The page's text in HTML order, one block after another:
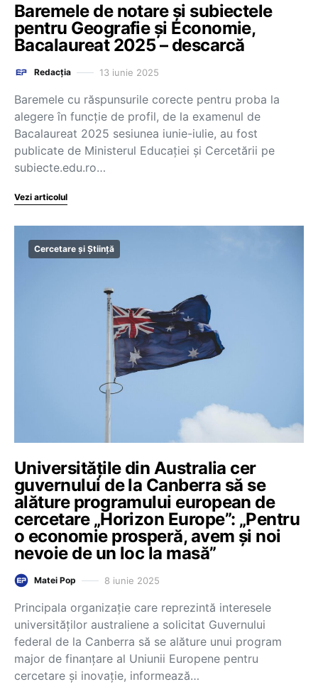
Baremele de notare și subiectele
pentru Geografie și Economie,
Bacalaureat 2025 – descarcă
Redacția 13 iunie 2025
Baremele cu răspunsurile corecte pentru proba la
alegere în funcție de profil, de la examenul de
Bacalaureat 2025 sesiunea iunie-iulie, au fost
publicate de Ministerul Educației și Cercetării pe
subiecte.edu.ro…
Vezi articolul
Cercetare și Știință
Universităţile din Australia cer
guvernului de la Canberra să se
alăture programului european de
cercetare „Horizon Europe”: „Pentru
o economie prosperă, avem și noi
nevoie de un loc la masă”
Matei Pop 8 iunie 2025
Principala organizaţie care reprezintă interesele
universităţilor australiene a solicitat Guvernului
federal de la Canberra să se alăture unui program
major de finanţare al Uniunii Europene pentru
cercetare şi inovaţie, informează…